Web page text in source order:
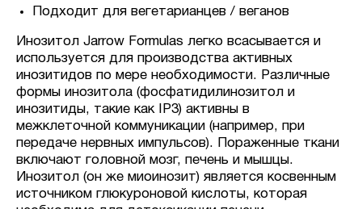
Подходит для вегетарианцев / веганов
Инозитол Jarrow Formulas легко всасывается и
используется для производства активных
инозитидов по мере необходимости. Различные
формы инозитола (фосфатидилинозитол и
инозитиды, такие как IP3) активны в
межклеточной коммуникации (например, при
передаче нервных импульсов). Пораженные ткани
включают головной мозг, печень и мышцы.
Инозитол (он же миоинозит) является косвенным
источником глюкуроновой кислоты, которая